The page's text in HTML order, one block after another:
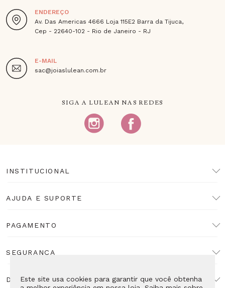
Este site usa cookies para garantir que você obtenha
ENDEREÇO
Av. Das Americas 4666 Loja 115E2 Barra da Tijuca,
Cep - 22640-102 - Rio de Janeiro - RJ
E-MAIL
sac@joiaslulean.com.br
SIGA A LULEAN NAS REDES
INSTITUCIONAL
AJUDA E SUPORTE
PAGAMENTO
SEGURANÇA
DESENVOLVIMENTO